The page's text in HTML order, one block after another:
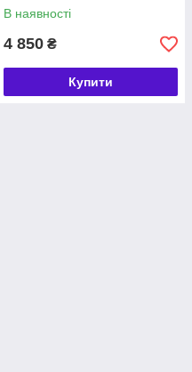
В наявності
4 850 ₴
Купити